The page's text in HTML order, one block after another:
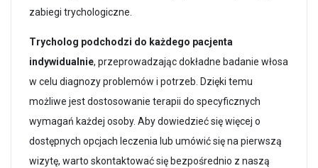
zabiegi trychologiczne.
Trycholog podchodzi do każdego pacjenta
indywidualnie, przeprowadzając dokładne badanie włosa
w celu diagnozy problemów i potrzeb. Dzięki temu
możliwe jest dostosowanie terapii do specyficznych
wymagań każdej osoby. Aby dowiedzieć się więcej o
dostępnych opcjach leczenia lub umówić się na pierwszą
wizytę, warto skontaktować się bezpośrednio z naszą